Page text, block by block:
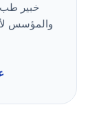
خبير طب
والمؤسس